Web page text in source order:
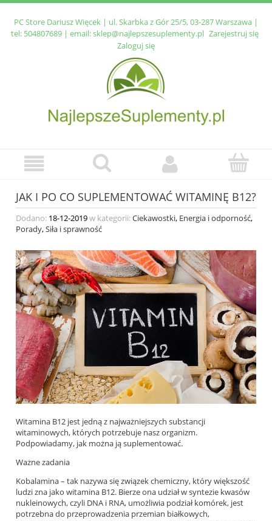
PC Store Dariusz Więcek | ul. Skarbka z Gór 25/5, 03-287 Warszawa |
tel: 504807689| email:sklep@najlepszesuplementy.pl Zarejestruj się
Zaloguj się
JAK I PO CO SUPLEMENTOWAĆ WITAMINĘ B12?
Dodano: 18-12-2019w kategorii:Ciekawostki, Energia i odporność,
Porady,Siła i sprawność
Witamina B12 jest jedną z najważniejszych substancji
witaminowych, których potrzebuje nasz organizm.
Podpowiadamy, jak można ją suplementować.
Ważne zadania
Kobalamina – tak nazywa się związek chemiczny, który większość
ludzi zna jako witamina B12. Bierze ona udział w syntezie kwasów
nukleinowych, czyli DNA i RNA, umożliwia podział komórek, jest
potrzebna do przeprowadzenia przemian białkowych,